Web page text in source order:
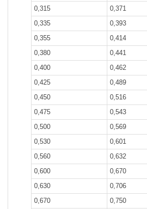
0,315
0,371
0,335
0,393
0,355
0,414
0,380
0,441
0,400
0,462
0,425
0,489
0,450 0,516
0,475
0,543
0,500
0,569
0,530
0,601
0,560 0,632
0,600
0,670
0,630
0,706
0,670
0,750